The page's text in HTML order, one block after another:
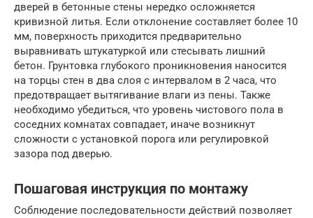
дверей в бетонные стены нередко осложняется
кривизной литья. Если отклонение составляет более 10
мм, поверхность приходится предварительно
выравнивать штукатуркой или стесывать лишний
бетон. Грунтовка глубокого проникновения наносится
на торцы стен в два слоя с интервалом в 2 часа, что
предотвращает вытягивание влаги из пены. Также
необходимо убедиться, что уровень чистового пола в
соседних комнатах совпадает, иначе возникнут
сложности с установкой порога или регулировкой
зазора под дверью.
Пошаговая инструкция по монтажу
Соблюдение последовательности действий позволяет